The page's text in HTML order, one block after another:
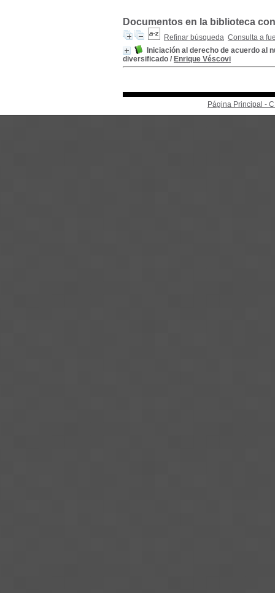
Documentos en la biblioteca
Refinar búsqueda Consulta a
Iniciación al derecho de acuerdo al
diversificado / Enrique Véscovi
Página Principal -